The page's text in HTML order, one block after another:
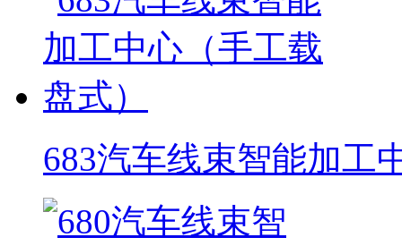
683汽车线束智能加工